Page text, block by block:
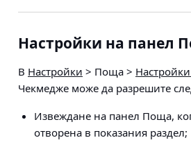
Настройки на панел
В Настройки > Поща >
Чекмедже може да разрешите
Извеждане на панел Поща,
отворена в показания раздел;